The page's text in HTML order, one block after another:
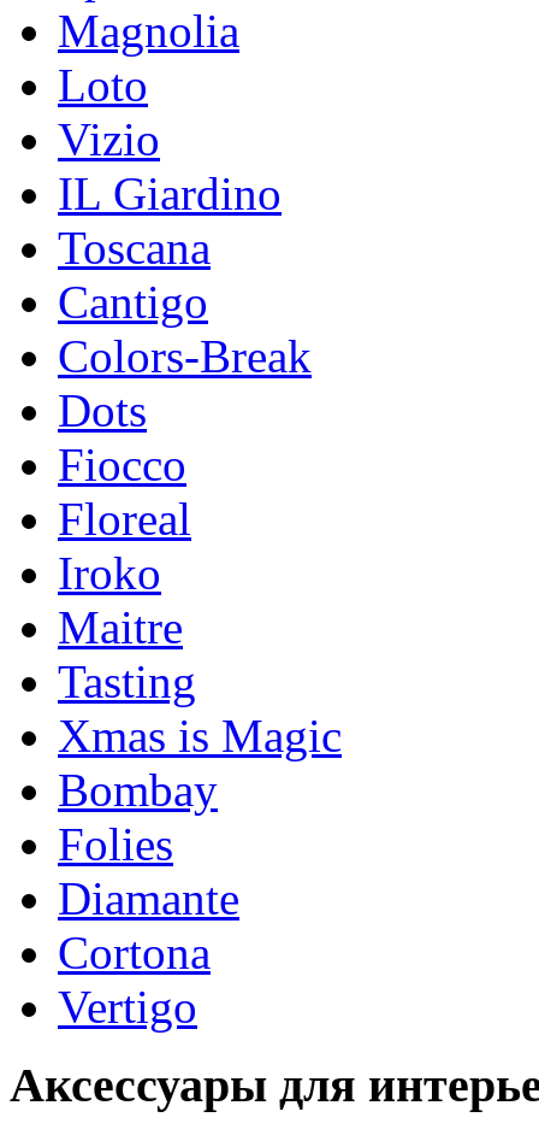
Magnolia
Loto
Vizio
IL Giardino
Toscana
Cantigo
Colors-Break
Dots
Fiocco
Floreal
Iroko
Maitre
Tasting
Xmas is Magic
Bombay
Folies
Diamante
Cortona
Vertigo
Аксессуары для